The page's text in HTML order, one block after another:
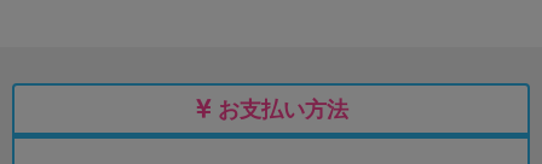
お支払い方法